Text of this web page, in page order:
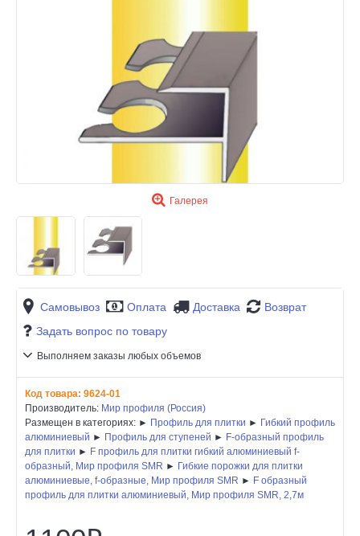
Галерея
Самовывоз Оплата Доставка
Возврат
Задать вопрос по товару
Выполняем заказы любых объемов
Код товара: 9624-01
Производитель: Мир профиля (Россия)
Размещен в категориях: ► Профиль для плитки ► Гибкий профиль
алюминиевый ► Профиль для ступеней ► F-образный профиль
для плитки ► F профиль для плитки гибкий алюминиевый f-
образный, Мир профиля SMR ► Гибкие порожки для плитки
алюминиевые, f-образные, Мир профиля SMR ► F образный
профиль для плитки алюминиевый, Мир профиля SMR, 2,7м